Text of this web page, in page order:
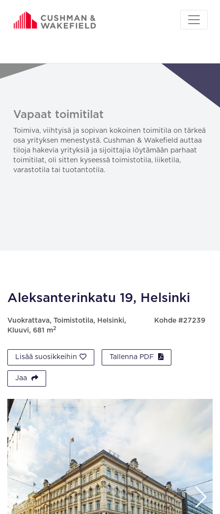
Vapaat toimitilat
Toimiva, viihtyisä ja sopivan kokoinen toimitila on tärkeä
osa yrityksen menestystä. Cushman & Wakefield auttaa
tiloja hakevia yrityksiä ja sijoittajia löytämään parhaat
toimitilat, oli sitten kyseessä toimistotila, liiketila,
varastotila tai tuotantotila.
Aleksanterinkatu 19, Helsinki
Vuokrattava, Toimistotila, Helsinki,
Kluuvi, 681 m2
Kohde #27239
Lisää suosikkeihin Tallenna PDF
Jaa